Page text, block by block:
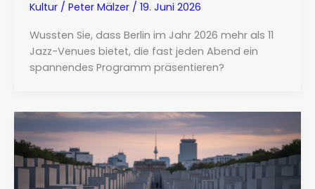
Kultur/ Peter Mälzer / 19. Juni 2026
Wussten Sie, dass Berlin im Jahr 2026 mehr als 11
Jazz-Venues bietet, die fast jeden Abend ein
spannendes Programm präsentieren?